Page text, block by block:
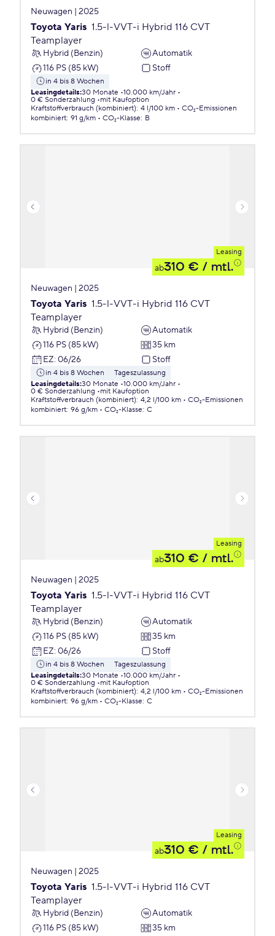
Neuwagen | 2025
Toyota Yaris 1.5-l-VVT-i Hybrid 116 CVT
Teamplayer
Hybrid (Benzin)
Automatik
116 PS (85 kW)
Stoff
in 4 bis 8 Wochen
Leasingdetails:30 Monate 10.000 km/Jahr
0 € Sonderzahlung
mit Kaufoption
Kraftstoffverbrauch (kombiniert): 4 l/100 km
CO₂-Emissionen
kombiniert: 91 g/km CO₂-Klasse: B
Leasing
ab310 € / mtl.
Neuwagen | 2025
Toyota Yaris 1.5-l-VVT-i Hybrid 116 CVT
Teamplayer
Hybrid (Benzin)
Automatik
116 PS (85 kW)
35 km
EZ: 06/26 Stoff
in 4 bis 8 Wochen
Tageszulassung
Leasingdetails:30 Monate 10.000 km/Jahr
0 € Sonderzahlung
mit Kaufoption
Kraftstoffverbrauch (kombiniert): 4,2 l/100 km
CO₂-Emissionen
kombiniert: 96 g/km CO₂-Klasse: C
Leasing
ab310 € / mtl.
Neuwagen | 2025
Toyota Yaris 1.5-l-VVT-i Hybrid 116 CVT
Teamplayer
Hybrid (Benzin)
Automatik
116 PS (85 kW)
35 km
EZ: 06/26 Stoff
in 4 bis 8 Wochen
Tageszulassung
Leasingdetails:30 Monate 10.000 km/Jahr
0 € Sonderzahlung
mit Kaufoption
Kraftstoffverbrauch (kombiniert): 4,2 l/100 km
CO₂-Emissionen
kombiniert: 96 g/km CO₂-Klasse: C
Leasing
ab310 € / mtl.
Neuwagen | 2025
Toyota Yaris 1.5-l-VVT-i Hybrid 116 CVT
Teamplayer
Hybrid (Benzin)
Automatik
116 PS (85 kW)
35 km